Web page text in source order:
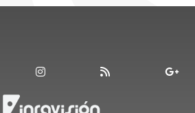
los expertos José Ángel
Externado de
Castro García, abogado,
de medicina de la
Javeriana y secretario